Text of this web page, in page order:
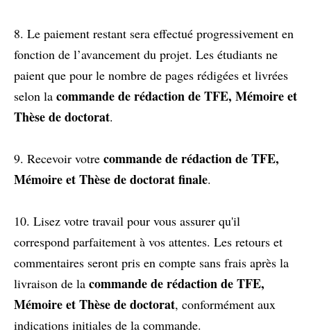
8. Le paiement restant sera effectué progressivement en
fonction de l’avancement du projet. Les étudiants ne
paient que pour le nombre de pages rédigées et livrées
selon la commande de rédaction de TFE, Mémoire et
Thèse de doctorat.
9. Recevoir votre commande de rédaction de TFE,
Mémoire et Thèse de doctoratfinale.
10. Lisez votre travail pour vous assurer qu'il
correspond parfaitement à vos attentes. Les retours et
commentaires seront pris en compte sans frais après la
livraison de la commande de rédaction de TFE,
Mémoire et Thèse de doctorat, conformément aux
indications initiales de la commande.